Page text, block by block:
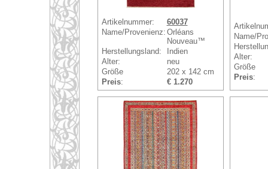
Artikelnummer:
60037
Name/Provenienz: Orléans
Nouveau™
Herstellungsland:
Indien
Alter:
neu
Größe
202 x 142 cm
Preis: € 1.270
Name/
Alter:
Größe
Preis: